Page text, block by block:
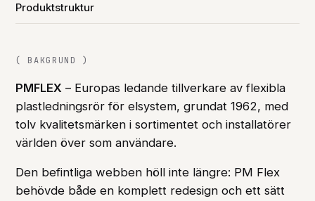
Produktstruktur
( BAKGRUND )
PMFLEX – Europas ledande tillverkare av flexibla
plastledningsrör för elsystem, grundat 1962, med
tolv kvalitetsmärken i sortimentet och installatörer
världen över som användare.
Den befintliga webben höll inte längre: PM Flex
behövde både en komplett redesign och ett sätt